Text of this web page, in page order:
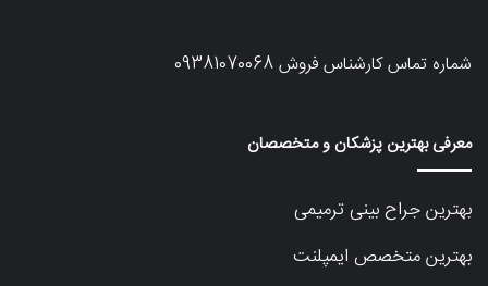
شماره تماس کارشناس فروش09381070068
معرفی بهترین پزشکان و متخصصان
بهترین جراح بینی ترمیمی
بهترین متخصص ایمپلنت